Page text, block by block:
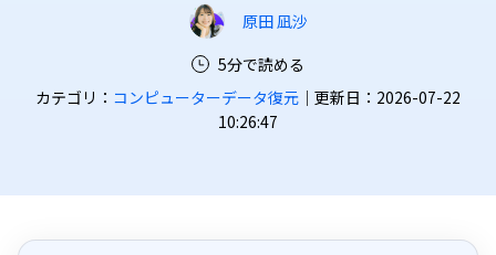
原田 凪沙
5分で読める
カテゴリ： コンピューターデータ復元 ｜更新日：2026-07-22
10:26:47